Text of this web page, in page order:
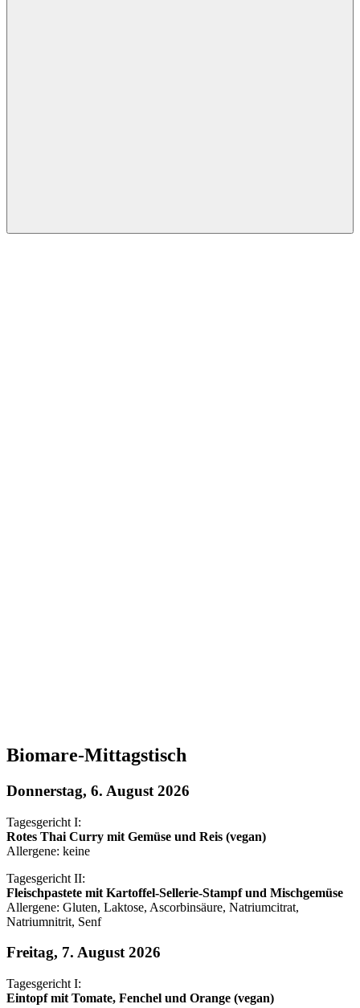
Biomare-Mittagstisch
Donnerstag, 6. August 2026
Tagesgericht I:
Rotes Thai Curry mit Gemüse und Reis (vegan)
Allergene: keine
Tagesgericht II:
Fleischpastete mit Kartoffel-Sellerie-Stampf und Mischgemüse
Allergene: Gluten, Laktose, Ascorbinsäure, Natriumcitrat,
Natriumnitrit, Senf
Freitag, 7. August 2026
Tagesgericht I:
Eintopf mit Tomate, Fenchel und Orange (vegan)